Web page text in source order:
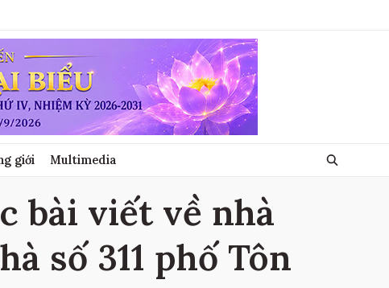
giới Multimedia
bài viết về nhà
số 311 phố Tôn